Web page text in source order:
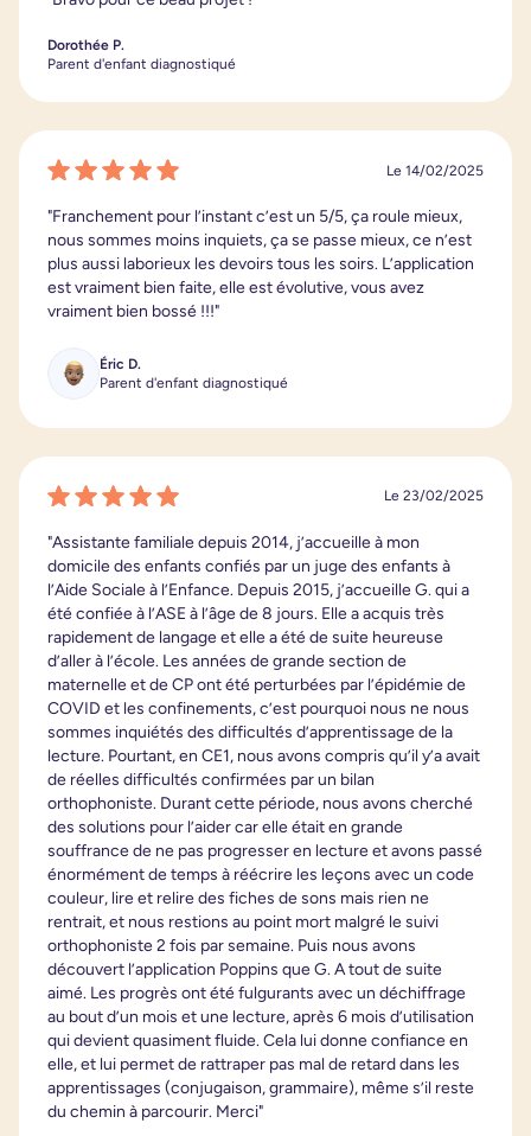
Dorothée P.
Parent d'enfant diagnostiqué
Le 14/02/2025
"Franchement pour l’instant c’est un 5/5, ça roule mieux,
nous sommes moins inquiets, ça se passe mieux, ce n’est
plus aussi laborieux les devoirs tous les soirs. L’application
est vraiment bien faite, elle est évolutive, vous avez
vraiment bien bossé !!!"
Éric D.
Parent d'enfant diagnostiqué
Le 23/02/2025
"Assistante familiale depuis 2014, j’accueille à mon
domicile des enfants confiés par un juge des enfants à
l’Aide Sociale à l’Enfance. Depuis 2015, j’accueille G. qui a
été confiée à l’ASE à l’âge de 8 jours. Elle a acquis très
rapidement de langage et elle a été de suite heureuse
d’aller à l’école. Les années de grande section de
maternelle et de CP ont été perturbées par l’épidémie de
COVID et les confinements, c’est pourquoi nous ne nous
sommes inquiétés des difficultés d’apprentissage de la
lecture. Pourtant, en CE1, nous avons compris qu’il y’a avait
de réelles difficultés confirmées par un bilan
orthophoniste. Durant cette période, nous avons cherché
des solutions pour l’aider car elle était en grande
souffrance de ne pas progresser en lecture et avons passé
énormément de temps à réécrire les leçons avec un code
couleur, lire et relire des fiches de sons mais rien ne
rentrait, et nous restions au point mort malgré le suivi
orthophoniste 2 fois par semaine. Puis nous avons
découvert l’application Poppins que G. A tout de suite
aimé. Les progrès ont été fulgurants avec un déchiffrage
au bout d’un mois et une lecture, après 6 mois d’utilisation
qui devient quasiment fluide. Cela lui donne confiance en
elle, et lui permet de rattraper pas mal de retard dans les
apprentissages (conjugaison, grammaire), même s’il reste
du chemin à parcourir. Merci"